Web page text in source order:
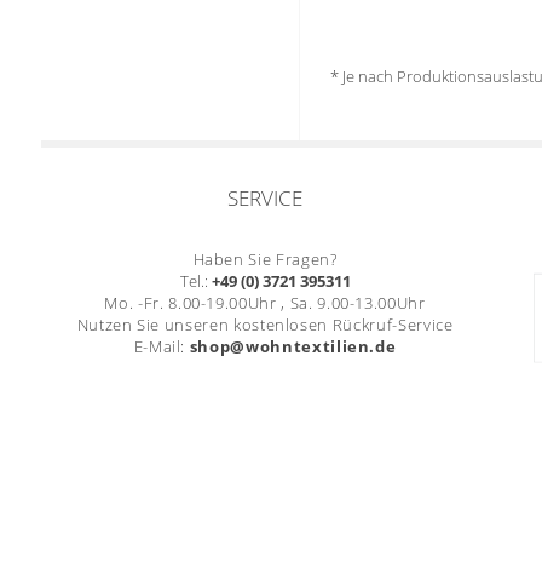
* Je nach
SERVICE
Haben Sie Fragen?
Tel.: +49 (0) 3721 395311
Mo. -Fr. 8.00-19.00Uhr , Sa. 9.00-13.00Uhr
Nutzen Sie unseren kostenlosen Rückruf-Service
E-Mail: shop@wohntextilien.de